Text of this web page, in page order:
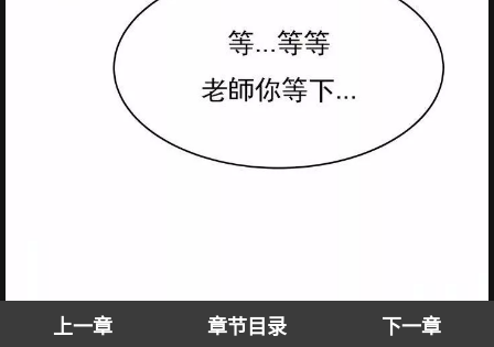
上一章 章节目录 下一章